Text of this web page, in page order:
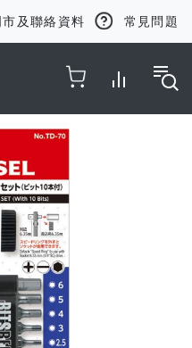
市及聯絡資料 常見問題